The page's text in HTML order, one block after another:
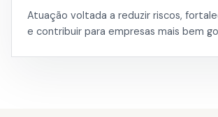
Atuação voltada a reduzir riscos,
e contribuir para empresas mais bem